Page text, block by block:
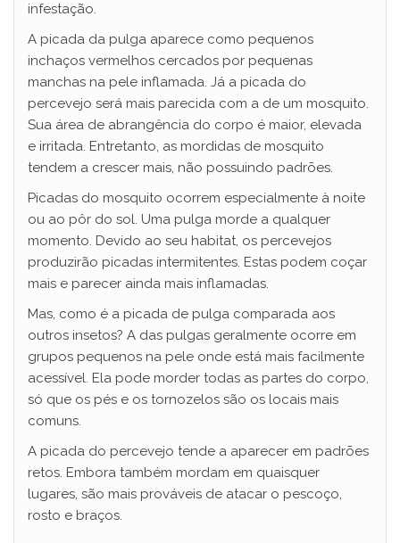
infestação.
A picada da pulga aparece como pequenos
inchaços vermelhos cercados por pequenas
manchas na pele inflamada. Já a picada do
percevejo será mais parecida com a de um mosquito.
Sua área de abrangência do corpo é maior, elevada
e irritada. Entretanto, as mordidas de mosquito
tendem a crescer mais, não possuindo padrões.
Picadas do mosquito ocorrem especialmente à noite
ou ao pôr do sol. Uma pulga morde a qualquer
momento. Devido ao seu habitat, os percevejos
produzirão picadas intermitentes. Estas podem coçar
mais e parecer ainda mais inflamadas.
Mas, como é a picada de pulga comparada aos
outros insetos? A das pulgas geralmente ocorre em
grupos pequenos na pele onde está mais facilmente
acessível. Ela pode morder todas as partes do corpo,
só que os pés e os tornozelos são os locais mais
comuns.
A picada do percevejo tende a aparecer em padrões
retos. Embora também mordam em quaisquer
lugares, são mais prováveis de atacar ​o pescoço,
rosto e braços.